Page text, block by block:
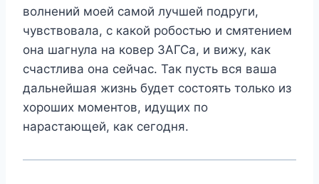
волнений моей самой лучшей подруги,
чувствовала, с какой робостью и смятением
она шагнула на ковер ЗАГСа, и вижу, как
счастлива она сейчас. Так пусть вся ваша
дальнейшая жизнь будет состоять только из
хороших моментов, идущих по
нарастающей, как сегодня.